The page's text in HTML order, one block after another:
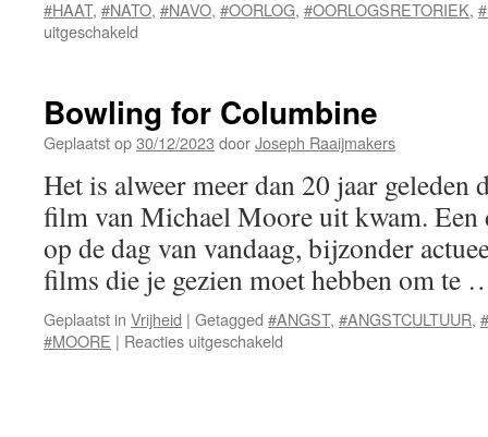
#HAAT, #NATO, #NAVO, #OORLOG, #OORLOGSRETORIEK,
uitgeschakeld
Bowling for Columbine
Geplaatst op30/12/2023 doorJoseph Raaijmakers
Het is alweer meer dan 20 jaar geleden
film van Michael Moore uit kwam. Een
op de dag van vandaag, bijzonder
films die je gezien moet hebben om te
Geplaatst in Vrijheid | Getagged #ANGST, #ANGSTCULTUUR,
#MOORE | Reacties uitgeschakeld